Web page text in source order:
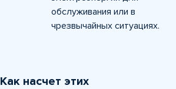
обслуживания или в
чрезвычайных ситуациях.
Как насчет этих